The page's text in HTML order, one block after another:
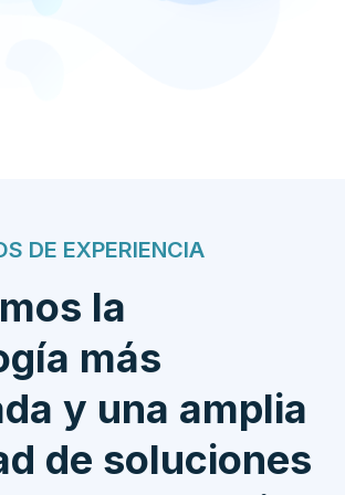
DE EXPERIENCIA
la
más
y una amplia
de soluciones